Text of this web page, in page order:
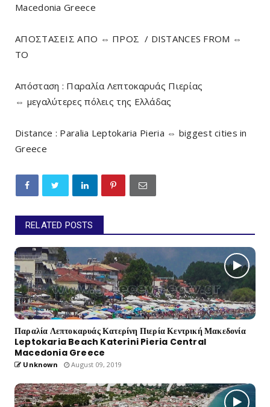
Macedonia Greece
ΑΠΟΣΤΑΣΕΙΣ ΑΠΟ ⇔ ΠΡΟΣ / DISTANCES FROM ⇔
TO
Απόσταση : Παραλία Λεπτοκαρυάς Πιερίας
⇔ μεγαλύτερες πόλεις της Ελλάδας
Distance : Paralia Leptokaria Pieria ⇔ biggest cities in
Greece
RELATED POSTS
Παραλία Λεπτοκαρυάς Κατερίνη Πιερία Κεντρική Μακεδονία
Leptokaria Beach Katerini Pieria Central
Macedonia Greece
Unknown August 09, 2019